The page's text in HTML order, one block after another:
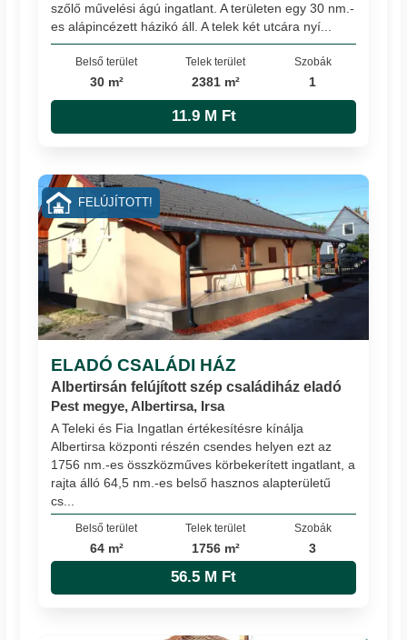
szőlő művelési ágú ingatlant. A területen egy 30 nm.-
es alápincézett házikó áll. A telek két utcára nyí...
Belső terület
30 m²
Telek terület
2381 m²
Szobák
1
11.9 M Ft
ELADÓ CSALÁDI HÁZ
Albertirsán felújított szép családiház eladó
Pest megye, Albertirsa, Irsa
A Teleki és Fia Ingatlan értékesítésre kínálja
Albertirsa központi részén csendes helyen ezt az
1756 nm.-es összközműves körbekerített ingatlant, a
rajta álló 64,5 nm.-es belső hasznos alapterületű
cs...
Belső terület
64 m²
Telek terület
1756 m²
Szobák
3
56.5 M Ft
FELÚJÍTOTT!